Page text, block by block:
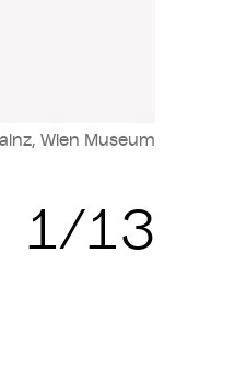
1/13
Wien Museum